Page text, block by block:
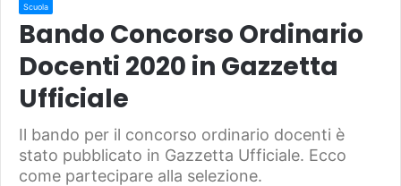
Scuola
Bando Concorso Ordinario
Docenti 2020 in Gazzetta
Ufficiale
Il bando per il concorso ordinario docenti è
stato pubblicato in Gazzetta Ufficiale. Ecco
come partecipare alla selezione.